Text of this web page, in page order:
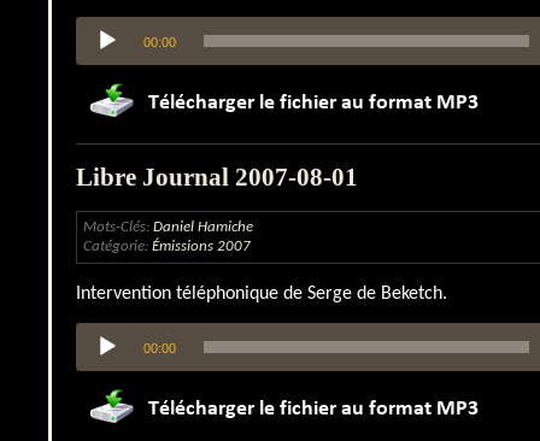
Lecteur
audio
00:00
Libre Journal 2007-08-01
Mots-Clés: Daniel Hamiche
Catégorie: Émissions 2007
Intervention téléphonique de Serge de Beketch.
Lecteur
audio
00:00